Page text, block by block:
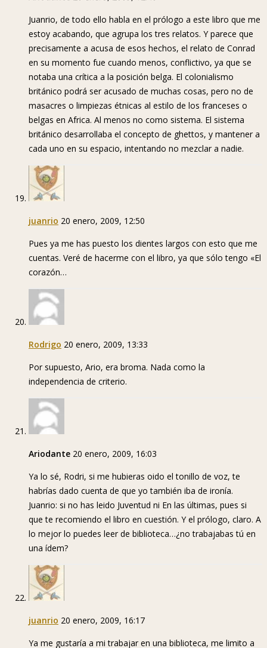
Juanrio, de todo ello habla en el prólogo a este libro que me
estoy acabando, que agrupa los tres relatos. Y parece que
precisamente a acusa de esos hechos, el relato de Conrad
en su momento fue cuando menos, conflictivo, ya que se
notaba una crítica a la posición belga. El colonialismo
británico podrá ser acusado de muchas cosas, pero no de
masacres o limpiezas étnicas al estilo de los franceses o
belgas en Africa. Al menos no como sistema. El sistema
británico desarrollaba el concepto de ghettos, y mantener a
cada uno en su espacio, intentando no mezclar a nadie.
juanrio 20 enero, 2009, 12:50
Pues ya me has puesto los dientes largos con esto que me
cuentas. Veré de hacerme con el libro, ya que sólo tengo «El
corazón…
Rodrigo 20 enero, 2009, 13:33
Por supuesto, Ario, era broma. Nada como la
independencia de criterio.
Ariodante 20 enero, 2009, 16:03
Ya lo sé, Rodri, si me hubieras oido el tonillo de voz, te
habrías dado cuenta de que yo también iba de ironía.
Juanrio: si no has leido Juventud ni En las últimas, pues si
que te recomiendo el libro en cuestión. Y el prólogo, claro. A
lo mejor lo puedes leer de biblioteca…¿no trabajabas tú en
una ídem?
juanrio 20 enero, 2009, 16:17
Ya me gustaría a mi trabajar en una biblioteca, me limito a